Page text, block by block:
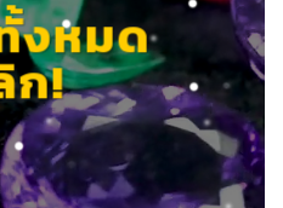
งหมด
ก!